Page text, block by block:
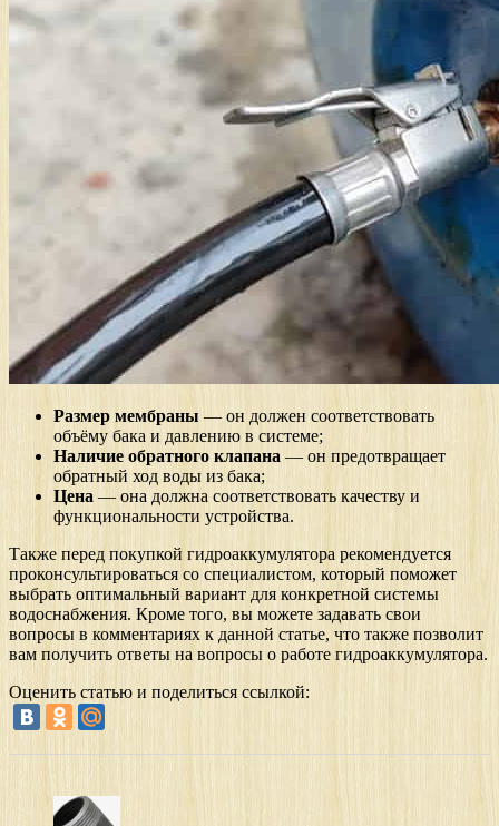
Размер мембраны — он должен соответствовать
объёму бака и давлению в системе;
Наличие обратного клапана — он предотвращает
обратный ход воды из бака;
Цена — она должна соответствовать качеству и
функциональности устройства.
Также перед покупкой гидроаккумулятора рекомендуется
проконсультироваться со специалистом, который поможет
выбрать оптимальный вариант для конкретной системы
водоснабжения. Кроме того, вы можете задавать свои
вопросы в комментариях к данной статье, что также позволит
вам получить ответы на вопросы о работе гидроаккумулятора.
Оценить статью и поделиться ссылкой: